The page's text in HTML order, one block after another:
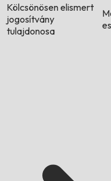
Kölcsönösen elismert
jogosítvány
tulajdonosa